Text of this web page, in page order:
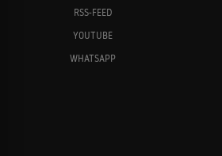
RSS-FEED
YOUTUBE
WHATSAPP